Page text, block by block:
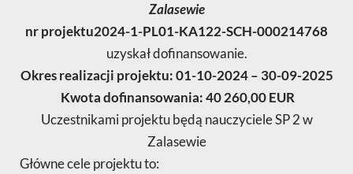
Zalasewie
nr projektu2024-1-PL01-KA122-SCH-000214768
uzyskał dofinansowanie.
Okres realizacji projektu: 01-10-2024 – 30-09-2025
Kwota dofinansowania: 40 260,00 EUR
Uczestnikami projektu będą nauczyciele SP 2 w
Zalasewie
Główne cele projektu to: